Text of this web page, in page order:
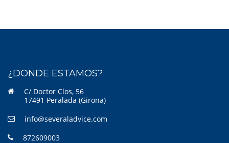
¿DONDE ESTAMOS?
C/ Doctor Clos, 56
17491 Peralada (Girona)
info@severaladvice.com
872609003